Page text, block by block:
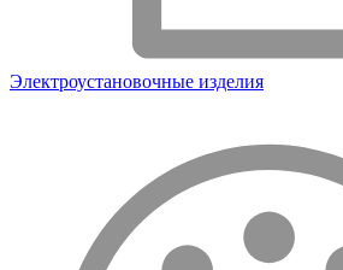
Электроустановочные изделия